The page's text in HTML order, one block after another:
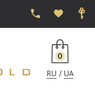
0
RU
UA